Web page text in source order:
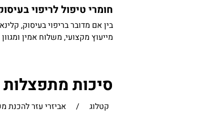
חומרי טיפול לריפוי
בין אם מדובר בריפוי בעיסוק,
מייעוץ מקצועי, משלוח אמין
סיכות
קטלוג / אביזרי עזר להכנת